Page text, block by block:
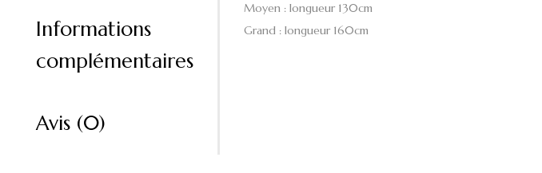
Informations
complémentaires
Avis (0)
Moyen : longueur 130cm
Grand : longueur 160cm